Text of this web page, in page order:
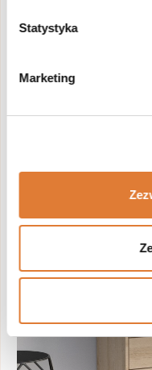
Statystyka
Marketing
estetyczny i
wprowadzając do